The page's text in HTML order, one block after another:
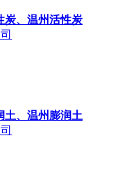
炭、温州活性炭
土、温州膨润土